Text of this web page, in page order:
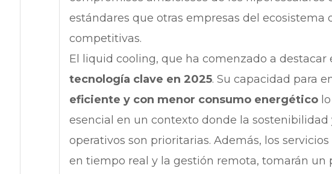
estándares que otras empresas del ecosistema
competitivas.
El liquid cooling, que ha comenzado a destacar
tecnología clave en 2025. Su capacidad para
eficiente y con menor consumo energéticolo
esencial en un contexto donde la sostenibilidad
operativos son prioritarias. Además, los
en tiempo real y la gestión remota, tomarán un